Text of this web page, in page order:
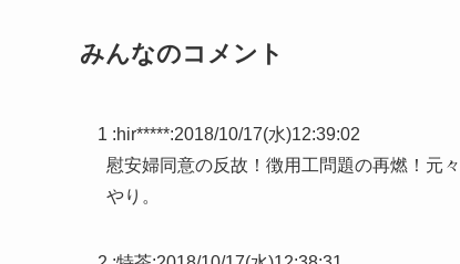
みんなのコメント
1 :hir*****:2018/10/17(水)12:39:02
慰安婦同意の反故！徴用工問題の再燃！元
やり。